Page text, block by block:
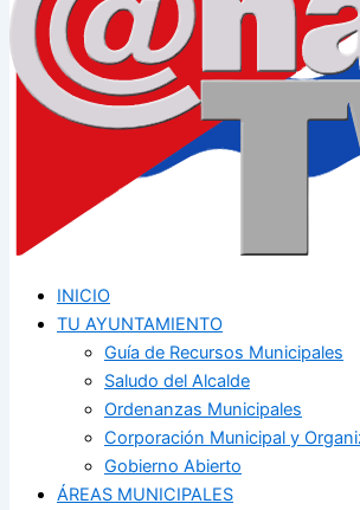
INICIO
TU AYUNTAMIENTO
Guía de Recursos Municipales
Saludo del Alcalde
Ordenanzas Municipales
Corporación Municipal y
Gobierno Abierto
ÁREAS MUNICIPALES